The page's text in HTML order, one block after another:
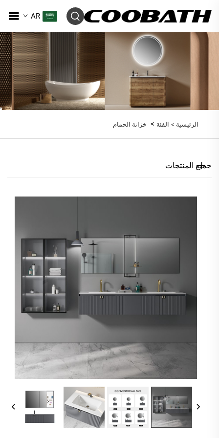
AR
الرئيسية > الفئة > خزانة الحمام
جميع المنتجات